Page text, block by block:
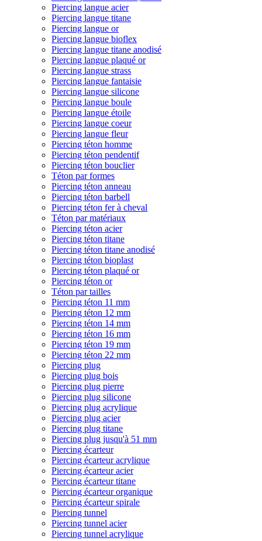
Piercing langue acier
Piercing langue titane
Piercing langue or
Piercing langue bioflex
Piercing langue titane anodisé
Piercing langue plaqué or
Piercing langue strass
Piercing langue fantaisie
Piercing langue silicone
Piercing langue boule
Piercing langue étoile
Piercing langue coeur
Piercing langue fleur
Piercing téton homme
Piercing téton pendentif
Piercing téton bouclier
Téton par formes
Piercing téton anneau
Piercing téton barbell
Piercing téton fer à cheval
Téton par matériaux
Piercing téton acier
Piercing téton titane
Piercing téton titane anodisé
Piercing téton bioplast
Piercing téton plaqué or
Piercing téton or
Téton par tailles
Piercing téton 11 mm
Piercing téton 12 mm
Piercing téton 14 mm
Piercing téton 16 mm
Piercing téton 19 mm
Piercing téton 22 mm
Piercing plug
Piercing plug bois
Piercing plug pierre
Piercing plug silicone
Piercing plug acrylique
Piercing plug acier
Piercing plug titane
Piercing plug jusqu'à 51 mm
Piercing écarteur
Piercing écarteur acrylique
Piercing écarteur acier
Piercing écarteur titane
Piercing écarteur organique
Piercing écarteur spirale
Piercing tunnel
Piercing tunnel acier
Piercing tunnel acrylique